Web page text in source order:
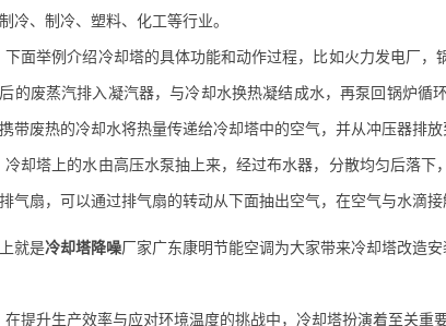
冷、制冷、塑料、化工等行业。
举例介绍冷却塔的具体功能和动作过程，比如火力发电厂，
的废蒸汽排入凝汽器，与冷却水换热凝结成水，再泵回锅炉
带废热的冷却水将热量传递给冷却塔中的空气，并从冲压器排放
塔上的水由高压水泵抽上来，经过布水器，分散均匀后落下
气扇，可以通过排气扇的转动从下面抽出空气，在空气与水滴
就是冷却塔降噪厂家广东康明节能空调为大家带来冷却塔改造
升生产效率与应对环境温度的挑战中，冷却塔扮演着至关重